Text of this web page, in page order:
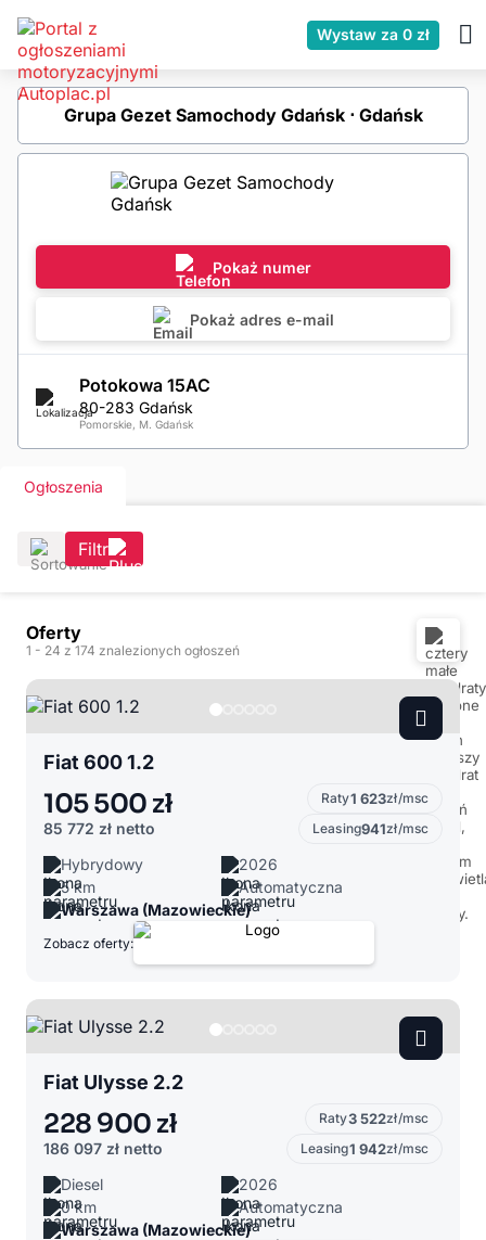
Wystaw za 0 zł
Grupa Gezet Samochody Gdańsk ⋅ Gdańsk
Pokaż numer
Pokaż adres e-mail
Potokowa 15AC
80-283 Gdańsk
Pomorskie, M. Gdańsk
Ogłoszenia
Filtr
Oferty
1 - 24 z 174 znalezionych ogłoszeń
Fiat 600 1.2
105 500 zł
85 772 zł netto
Raty1 623zł/msc
Leasing941zł/msc
Hybrydowy
2026
5 km
Automatyczna
Warszawa (Mazowieckie)
Zobacz oferty:
Fiat Ulysse 2.2
228 900 zł
186 097 zł netto
Raty3 522zł/msc
Leasing1 942zł/msc
Diesel
2026
0 km
Automatyczna
Warszawa (Mazowieckie)